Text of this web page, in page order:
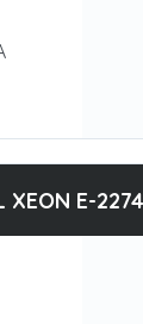
XEON E-